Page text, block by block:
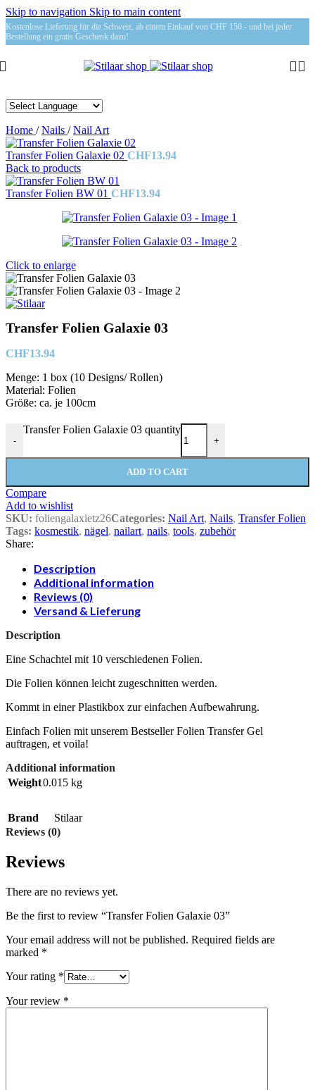
Skip to navigation Skip to main content
Kostenlose Lieferung für die Schweiz, ab einem Einkauf von CHF 150.- und bei jeder
Bestellung ein gratis Geschenk dazu!
Home / Nails / Nail Art
Transfer Folien Galaxie 02 CHF13.94
Back to products
Transfer Folien BW 01 CHF13.94
Click to enlarge
Transfer Folien Galaxie 03
CHF13.94
Menge: 1 box (10 Designs/ Rollen)
Material: Folien
Größe: ca. je 100cm
-
Transfer Folien Galaxie 03 quantity
+
ADD TO CART
Compare
Add to wishlist
SKU: foliengalaxietz26Categories: Nail Art, Nails, Transfer Folien
Tags: kosmestik, nägel, nailart, nails, tools, zubehör
Share:
Description
Additional information
Reviews (0)
Versand & Lieferung
Description
Eine Schachtel mit 10 verschiedenen Folien.
Die Folien können leicht zugeschnitten werden.
Kommt in einer Plastikbox zur einfachen Aufbewahrung.
Einfach Folien mit unserem Bestseller Folien Transfer Gel
auftragen, et voila!
Additional information
Weight0.015 kg
Brand
Stilaar
Reviews (0)
Reviews
There are no reviews yet.
Be the first to review “Transfer Folien Galaxie 03”
Your email address will not be published. Required fields are
marked *
Your rating *
Your review *